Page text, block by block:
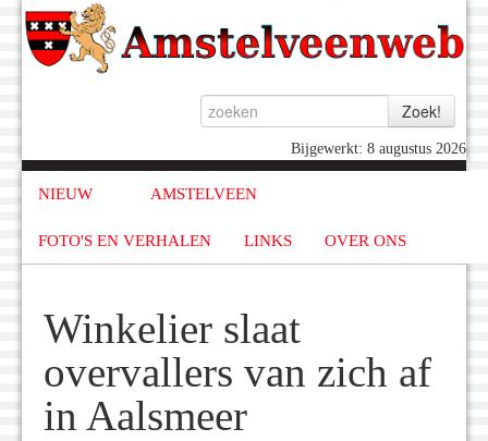
Bijgewerkt: 8 augustus 2026
NIEUW AMSTELVEEN
FOTO'S EN VERHALEN LINKS OVER ONS
Winkelier slaat
overvallers van zich af
in Aalsmeer